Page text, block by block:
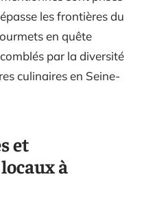
les frontières du
en quête
par la diversité
culinaires en Seine-
et
à